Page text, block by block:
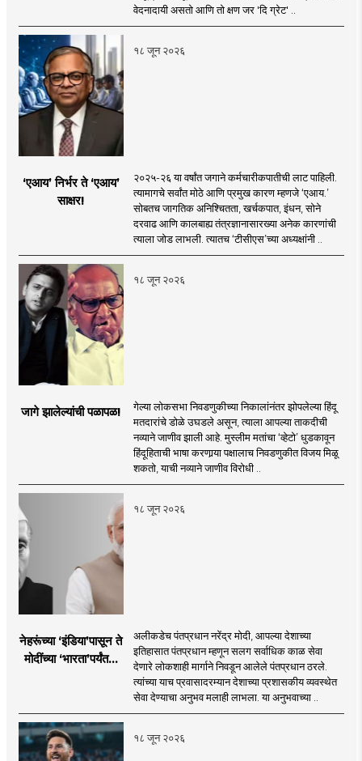
वेदनादायी असतो आणि तो क्षण जर 'दि ग्रेट' ..
१८ जून २०२६
‘एआय’ निर्भर ते ‘एआय’
साक्षर!
२०२५-२६ या वर्षांत जगाने कर्मचारीकपातीची लाट पाहिली.
त्यामागचे सर्वांत मोठे आणि प्रमुख कारण म्हणजे ‘एआय.’
सोबतच जागतिक अनिश्चितता, खर्चकपात, इंधन, सोने
दरवाढ आणि कालबाह्य तंत्रज्ञानासारख्या अनेक कारणांची
त्याला जोड लाभली. त्यातच ‘टीसीएस’च्या अध्यक्षांनी ..
१८ जून २०२६
जागे झालेल्यांची पळापळ!
गेल्या लोकसभा निवडणुकीच्या निकालांनंतर झोपलेल्या हिंदू
मतदारांचे डोळे उघडले असून, त्याला आपल्या ताकदीची
नव्याने जाणीव झाली आहे. मुस्लीम मतांचा ‘व्हेटो’ धुडकावून
हिंदूहिताची भाषा करणार्‍या पक्षालाच निवडणुकीत विजय मिळू
शकतो, याची नव्याने जाणीव विरोधी ..
१८ जून २०२६
नेहरूंच्या ‘इंडिया’पासून ते
मोदींच्या ‘भारता’पर्यंतचा
अलीकडेच पंतप्रधान नरेंद्र मोदी, आपल्या देशाच्या
इतिहासात पंतप्रधान म्हणून सलग सर्वाधिक काळ सेवा
देणारे लोकशाही मार्गाने निवडून आलेले पंतप्रधान ठरले.
त्यांच्या याच प्रवासादरम्यान देशाच्या प्रशासकीय व्यवस्थेत
सेवा देण्याचा अनुभव मलाही लाभला. या अनुभवाच्या ..
१८ जून २०२६